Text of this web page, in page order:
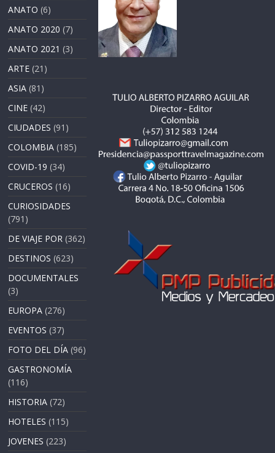
ANATO (6)
ANATO 2020 (7)
ANATO 2021 (3)
ARTE (21)
ASIA (81)
CINE (42)
CIUDADES (91)
COLOMBIA (185)
COVID-19 (34)
CRUCEROS (16)
CURIOSIDADES
(791)
DE VIAJE POR (362)
DESTINOS (623)
DOCUMENTALES
(3)
EUROPA (276)
EVENTOS (37)
FOTO DEL DÍA (96)
GASTRONOMÍA
(116)
HISTORIA (72)
HOTELES (115)
JOVENES (223)